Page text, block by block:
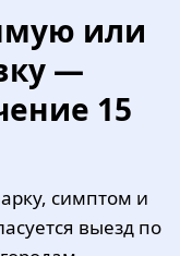
или
—
15
симптом и
выезд по